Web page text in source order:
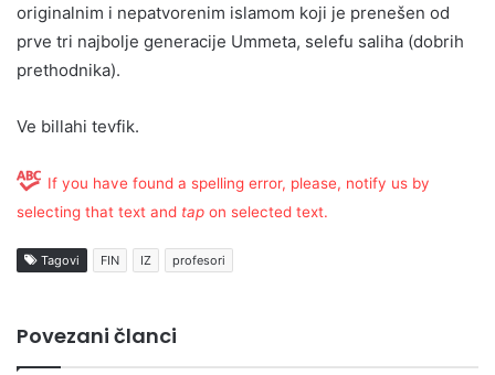
originalnim i nepatvorenim islamom koji je prenešen od
prve tri najbolje generacije Ummeta, selefu saliha (dobrih
prethodnika).
Ve billahi tevfik.
If you have found a spelling error, please, notify us by
selecting that text and tap on selected text.
Tagovi FIN IZ profesori
Povezani članci